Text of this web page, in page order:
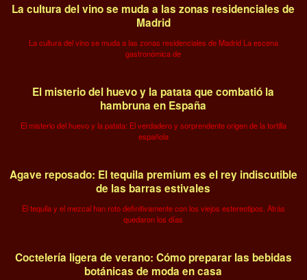
La cultura del vino se muda a las zonas residenciales de
Madrid
La cultura del vino se muda a las zonas residenciales de Madrid La escena
gastronómica de
El misterio del huevo y la patata que combatió la
hambruna en España
El misterio del huevo y la patata: El verdadero y sorprendente origen de la tortilla
española
Agave reposado: El tequila premium es el rey indiscutible
de las barras estivales
El tequila y el mezcal han roto definitivamente con los viejos estereotipos. Atrás
quedaron los días
Coctelería ligera de verano: Cómo preparar las bebidas
botánicas de moda en casa